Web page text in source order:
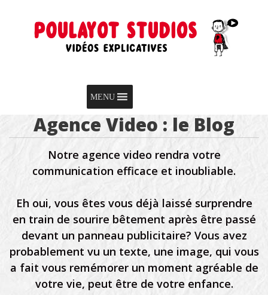
Menu
Skip to content
MENU
Agence Video : le Blog
Notre agence video rendra votre
communication efficace et inoubliable.
Eh oui, vous êtes vous déjà laissé surprendre
en train de sourire bêtement après être passé
devant un panneau publicitaire? Vous avez
probablement vu un texte, une image, qui vous
a fait vous remémorer un moment agréable de
votre vie, peut être de votre enfance.